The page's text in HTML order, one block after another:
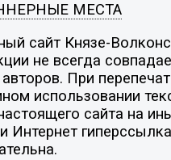
МЕСТА
сайт Князе-
не всегда
При
использовании
сайта на
Интернет